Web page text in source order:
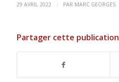
29 AVRIL 2022 / PAR MARC GEORGES
Partager cette publication